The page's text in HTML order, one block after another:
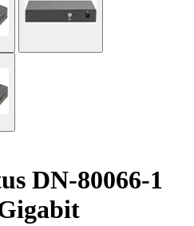
DN-80066-1